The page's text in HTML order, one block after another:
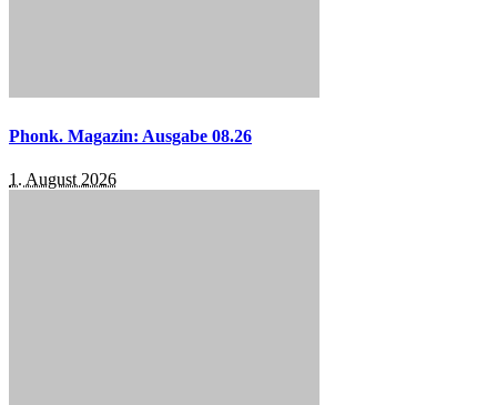
Phonk. Magazin: Ausgabe 08.26
1. August 2026